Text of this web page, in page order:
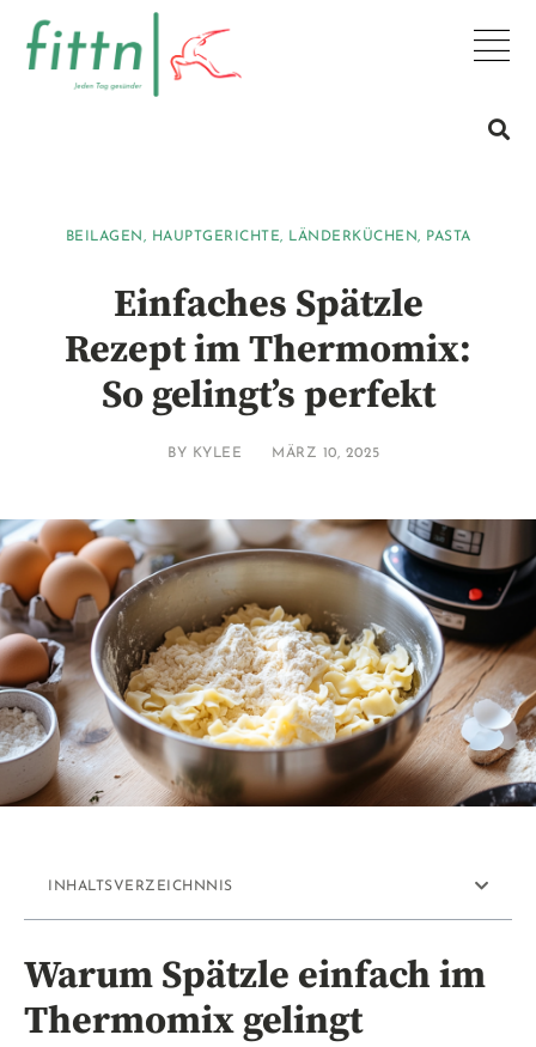
BEILAGEN, HAUPTGERICHTE, LÄNDERKÜCHEN, PASTA
Einfaches Spätzle
Rezept im Thermomix:
So gelingt’s perfekt
BY KYLEE MÄRZ 10, 2025
INHALTSVERZEICHNNIS
Warum Spätzle einfach im
Thermomix gelingt